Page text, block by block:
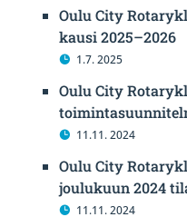
Oulu City
kausi 2025–2026
1.7. 2025
Oulu City
11.11. 2024
Oulu City
joulukuun 2024
11.11. 2024